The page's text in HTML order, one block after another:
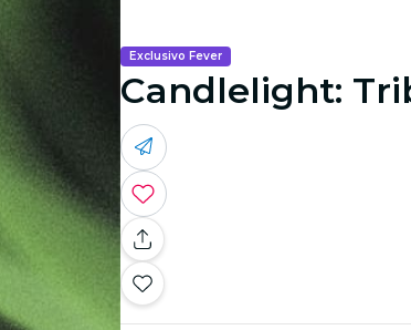
Exclusivo Fever
Candlelight: